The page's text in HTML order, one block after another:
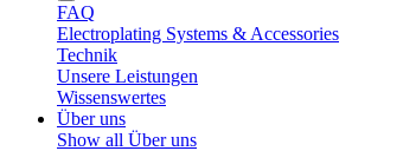
FAQ
Electroplating Systems & Accessories
Technik
Unsere Leistungen
Wissenswertes
Über uns
Show all Über uns